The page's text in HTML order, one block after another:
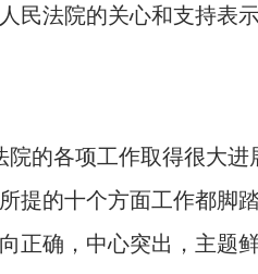
民法院的关心和支持表
的各项工作取得很大进
提的十个方面工作都脚
正确，中心突出，主题